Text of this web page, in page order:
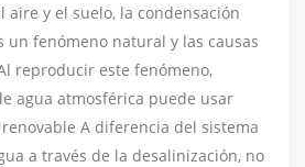
y el suelo, la condensación
un fenómeno natural y las causas
reproducir este fenómeno,
agua atmosférica puede usar
A diferencia del sistema
a través de la desalinización, no